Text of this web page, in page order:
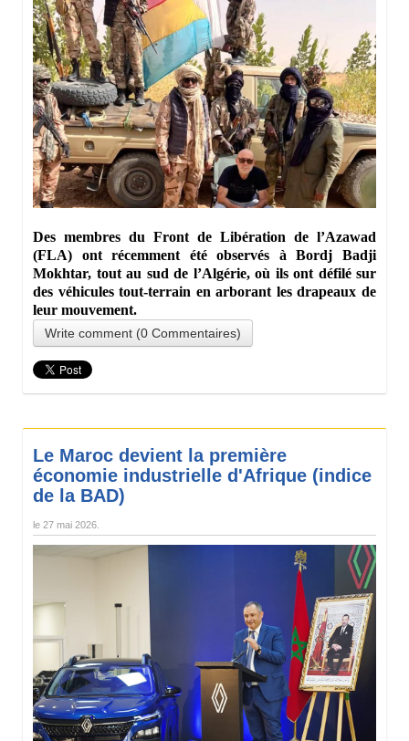
Des membres du Front de Libération de l’Azawad
(FLA) ont récemment été observés à Bordj Badji
Mokhtar, tout au sud de l’Algérie, où ils ont défilé sur
des véhicules tout-terrain en arborant les drapeaux de
leur mouvement.
Write comment (0 Commentaires)
Le Maroc devient la première
économie industrielle d'Afrique (indice
de la BAD)
le 27 mai 2026